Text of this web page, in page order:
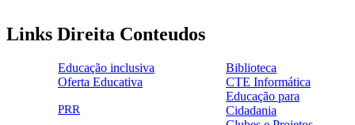
Links Direita Conteudos
ensinoinclusivo.png
Educação inclusiva
link1.png
Biblioteca
oferta_edu.png
Oferta Educativa
cte2.png
CTE Informática
PRR
Educação para
Cidadania